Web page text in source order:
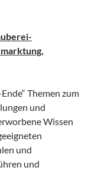
Themen zum
und
Wissen
und
und